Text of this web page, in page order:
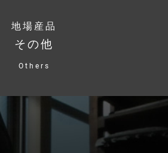
地場産品
その他
Others